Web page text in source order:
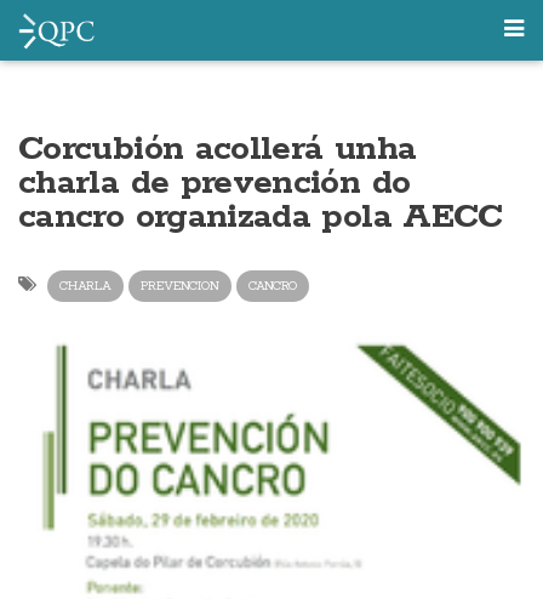
Corcubión acollerá unha
charla de prevención do
cancro organizada pola AECC
CHARLA PREVENCION CANCRO